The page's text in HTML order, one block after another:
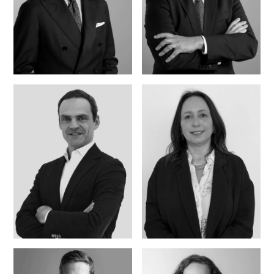
Pedro Simões Dias
Pedro Amaral e
Almeida
Ricardo Costa
Isabel Andrade de